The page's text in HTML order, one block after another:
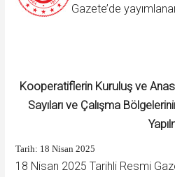
Gazete’de
Kooperatiflerin Kuruluş ve
Sayıları ve Çalışma
Tarih: 18 Nisan 2025
18 Nisan 2025 Tarihli Resmi